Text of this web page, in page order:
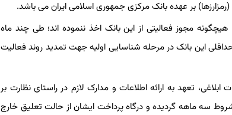
بر عهده بانک مرکزی جمهوری اسلامی ایران می باشد.
مجوز فعالیتی از این بانک اخذ ننموده اند؛ طی چند ماه
این بانک در مرحله شناسایی اولیه جهت تمدید روند فعالیت
61 کسب و کار با پذیرش الزامات ابلاغی، تعهد به ارائه اطلاعات و مدارک لازم در راستای نظارت بر
سه ماهه گردیده و درگاه پرداخت ایشان از حالت تعلیق خارج